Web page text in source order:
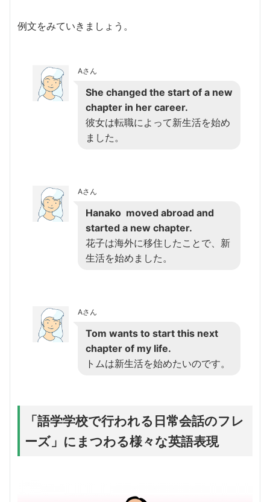
例文をみていきましょう。
Aさん
She changed the start of a new
chapter in her career.
彼女は転職によって新生活を始め
ました。
Aさん
Hanako moved abroad and
started a new chapter.
花子は海外に移住したことで、新
生活を始めました。
Aさん
Tom wants to start this next
chapter of my life.
トムは新生活を始めたいのです。
「語学学校で行われる日常会話のフレ
ーズ」にまつわる様々な英語表現